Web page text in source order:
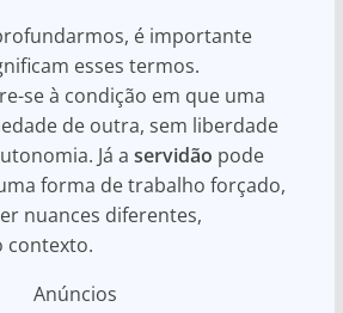
é importante
esses termos.
se à condição em que uma
de outra, sem liberdade
Já a servidão pode
forma de trabalho forçado,
nuances diferentes,
contexto.
Anúncios